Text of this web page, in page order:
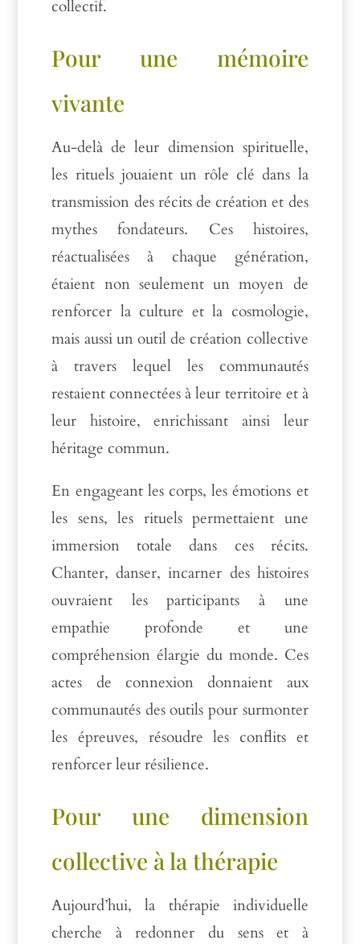
collectif.
Pour une mémoire
vivante
Au-delà de leur dimension spirituelle,
les rituels jouaient un rôle clé dans la
transmission des récits de création et des
mythes fondateurs. Ces histoires,
réactualisées à chaque génération,
étaient non seulement un moyen de
renforcer la culture et la cosmologie,
mais aussi un outil de création collective
à travers lequel les communautés
restaient connectées à leur territoire et à
leur histoire, enrichissant ainsi leur
héritage commun.
En engageant les corps, les émotions et
les sens, les rituels permettaient une
immersion totale dans ces récits.
Chanter, danser, incarner des histoires
ouvraient les participants à une
empathie profonde et une
compréhension élargie du monde. Ces
actes de connexion donnaient aux
communautés des outils pour surmonter
les épreuves, résoudre les conflits et
renforcer leur résilience.
Pour une dimension
collective à la thérapie
Aujourd’hui, la thérapie individuelle
cherche à redonner du sens et à